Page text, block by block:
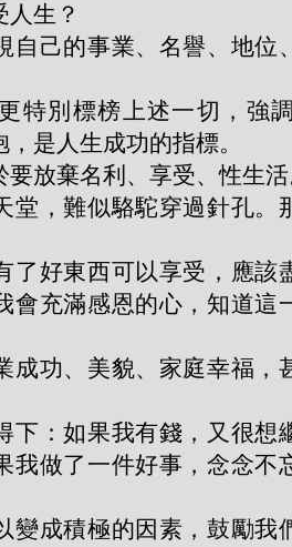
人生？
自己的事業、名譽、地位
特別標榜上述一切，強
是人生成功的指標。
要放棄名利、享受、性生
堂，難似駱駝穿過針孔。
了好東西可以享受，應該
會充滿感恩的心，知道這
成功、美貌、家庭幸福，
下：如果我有錢，又很想
我做了一件好事，念念不
變成積極的因素，鼓勵我